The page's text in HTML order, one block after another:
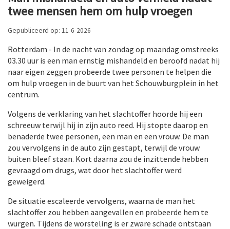
twee mensen hem om hulp vroegen
Gepubliceerd op: 11-6-2026
Rotterdam - In de nacht van zondag op maandag omstreeks
03.30 uur is een man ernstig mishandeld en beroofd nadat hij
naar eigen zeggen probeerde twee personen te helpen die
om hulp vroegen in de buurt van het Schouwburgplein in het
centrum.
Volgens de verklaring van het slachtoffer hoorde hij een
schreeuw terwijl hij in zijn auto reed. Hij stopte daarop en
benaderde twee personen, een man en een vrouw. De man
zou vervolgens in de auto zijn gestapt, terwijl de vrouw
buiten bleef staan. Kort daarna zou de inzittende hebben
gevraagd om drugs, wat door het slachtoffer werd
geweigerd.
De situatie escaleerde vervolgens, waarna de man het
slachtoffer zou hebben aangevallen en probeerde hem te
wurgen. Tijdens de worsteling is er zware schade ontstaan